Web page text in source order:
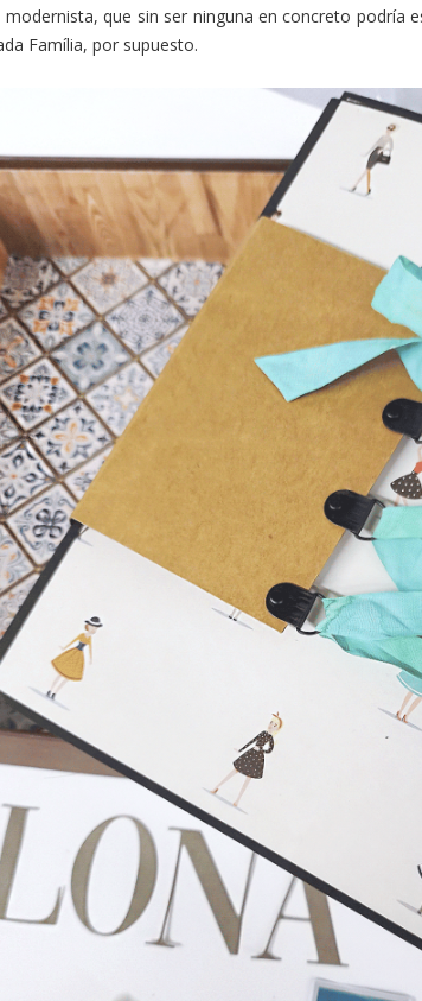
que sin ser ninguna en concreto podría
Família, por supuesto.